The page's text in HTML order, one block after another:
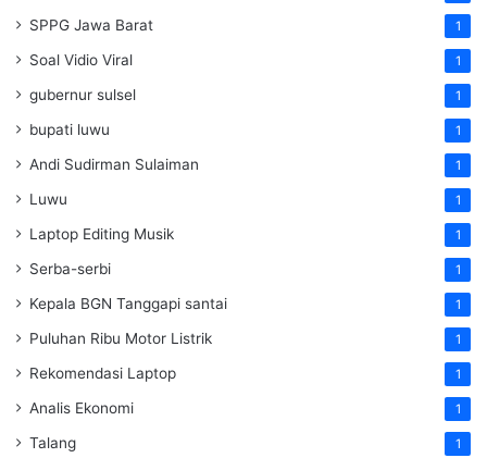
SPPG Jawa Barat 1
Soal Vidio Viral 1
gubernur sulsel 1
bupati luwu 1
Andi Sudirman Sulaiman 1
Luwu 1
Laptop Editing Musik 1
Serba-serbi 1
Kepala BGN Tanggapi santai 1
Puluhan Ribu Motor Listrik 1
Rekomendasi Laptop 1
Analis Ekonomi 1
Talang 1